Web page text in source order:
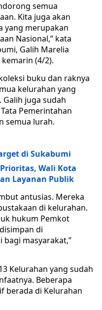
semua
Kita juga akan
yang merupakan
Nasional,” kata
Galih Marelia
(4/2).
buku dan raknya
kelurahan yang
juga sudah
Pemerintahan
semua lurah.
di Sukabumi
Wali Kota
Layanan Publik
antusias. Mereka
di kelurahan.
hukum Pemkot
di
masyarakat,”
Kelurahan yang sudah
Beberapa
berada di Kelurahan